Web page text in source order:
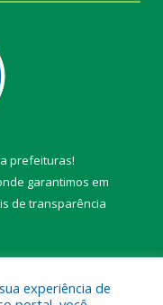
prefeituras!
garantimos em
de transparência
experiência de